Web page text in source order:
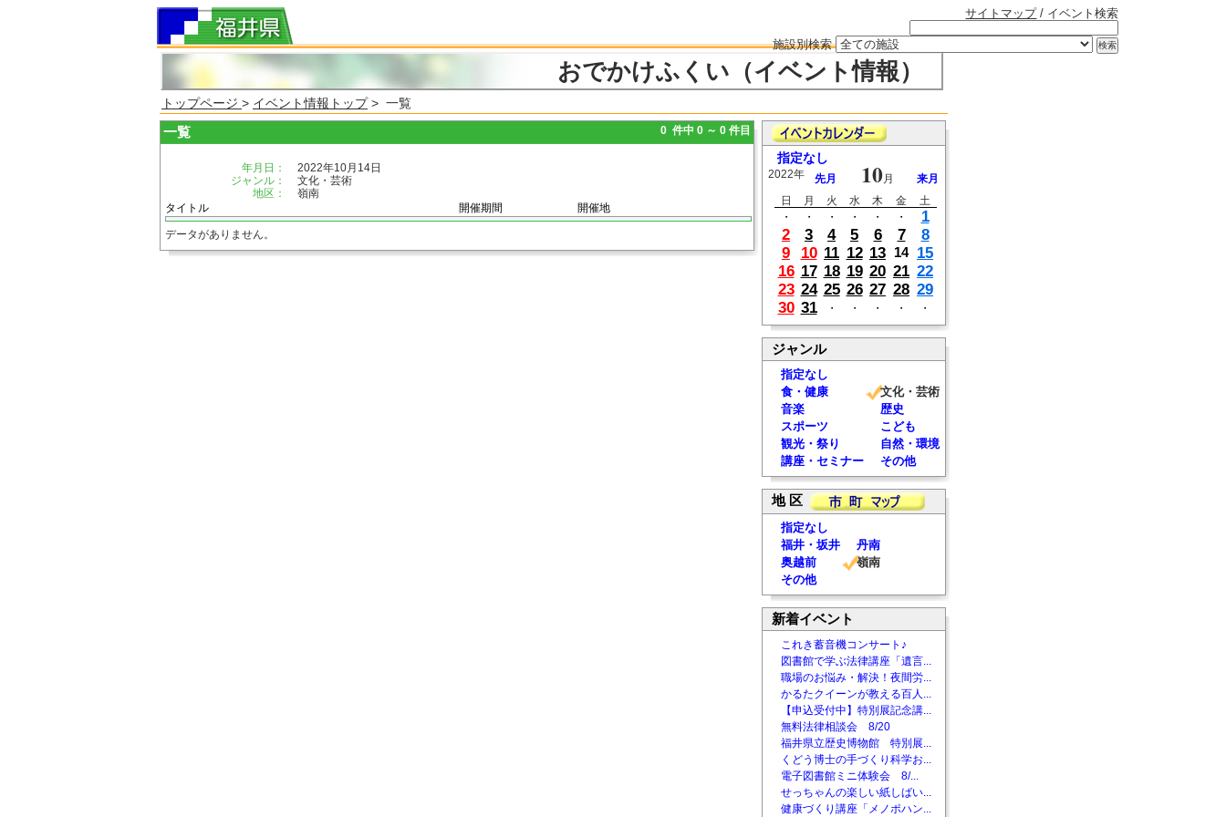
サイトマップ/ イベント検索
施設別検索
おでかけふくい（イベント情報）
トップページ > イベント情報トップ> 一覧
一覧 0 件中 0 ～ 0 件目
年月日：
2022年10月14日
ジャンル：
文化・芸術
地区：
嶺南
タイトル
開催期間 開催地
データがありません。
指定なし
2022年 先月 10月
来月
日
月 火 水 木 金
土
・
・ ・ ・ ・ ・
1
2
3 4 5 6 7
8
9
10 11 12 13 14
15
16 17 18 19 20 21 22
23 24 25 26 27 28 29
30 31 ・ ・ ・ ・ ・
ジャンル
指定なし
食・健康
文化・芸術
音楽
歴史
スポーツ
こども
観光・祭り
自然・環境
講座・セミナー
その他
地 区
指定なし
福井・坂井
丹南
奥越前
嶺南
その他
新着イベント
これき蓄音機コンサート♪
図書館で学ぶ法律講座「遺言...
職場のお悩み・解決！夜間労...
かるたクイーンが教える百人...
【申込受付中】特別展記念講...
無料法律相談会 8/20
福井県立歴史博物館 特別展...
くどう博士の手づくり科学お...
電子図書館ミニ体験会 8/...
せっちゃんの楽しい紙しばい...
健康づくり講座「メノポハン...